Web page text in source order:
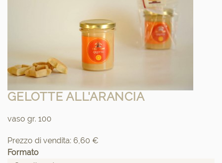
GELOTTE ALL'ARANCIA
vaso gr. 100
Prezzo di vendita: 6,60 €
Formato